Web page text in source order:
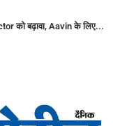
को बढ़ावा, Aavin के लिए...